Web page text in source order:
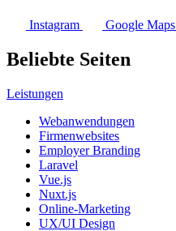
Instagram Google Maps
Beliebte Seiten
Leistungen
Webanwendungen
Firmenwebsites
Employer Branding
Laravel
Vue.js
Nuxt.js
Online-Marketing
UX/UI Design